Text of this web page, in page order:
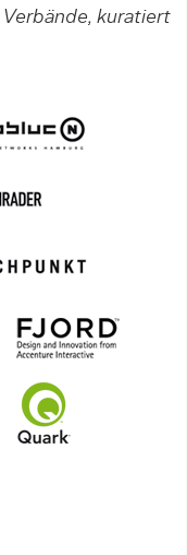
kuratiert